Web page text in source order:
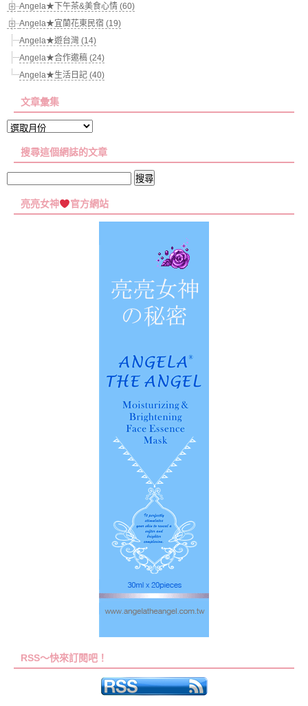
Angela★下午茶&美食心情 (60)
Angela★宜蘭花東民宿 (19)
Angela★遊台灣 (14)
Angela★合作邀稿 (24)
Angela★生活日記 (40)
文章彙集
文
彙
搜尋這個網誌的文章
關
亮亮女神 官方網站
RSS～快來訂閱吧！